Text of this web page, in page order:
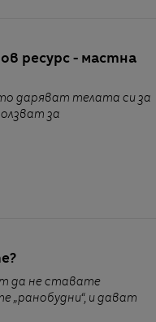
ресурс - мастна
даряват телата си за
за
да не ставате
„ранобудни“, и дават